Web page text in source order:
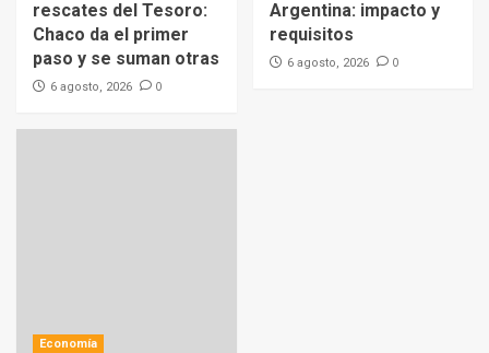
rescates del Tesoro:
Chaco da el primer
paso y se suman otras
6 agosto, 2026 0
Argentina: impacto y
requisitos
6 agosto, 2026 0
Economía